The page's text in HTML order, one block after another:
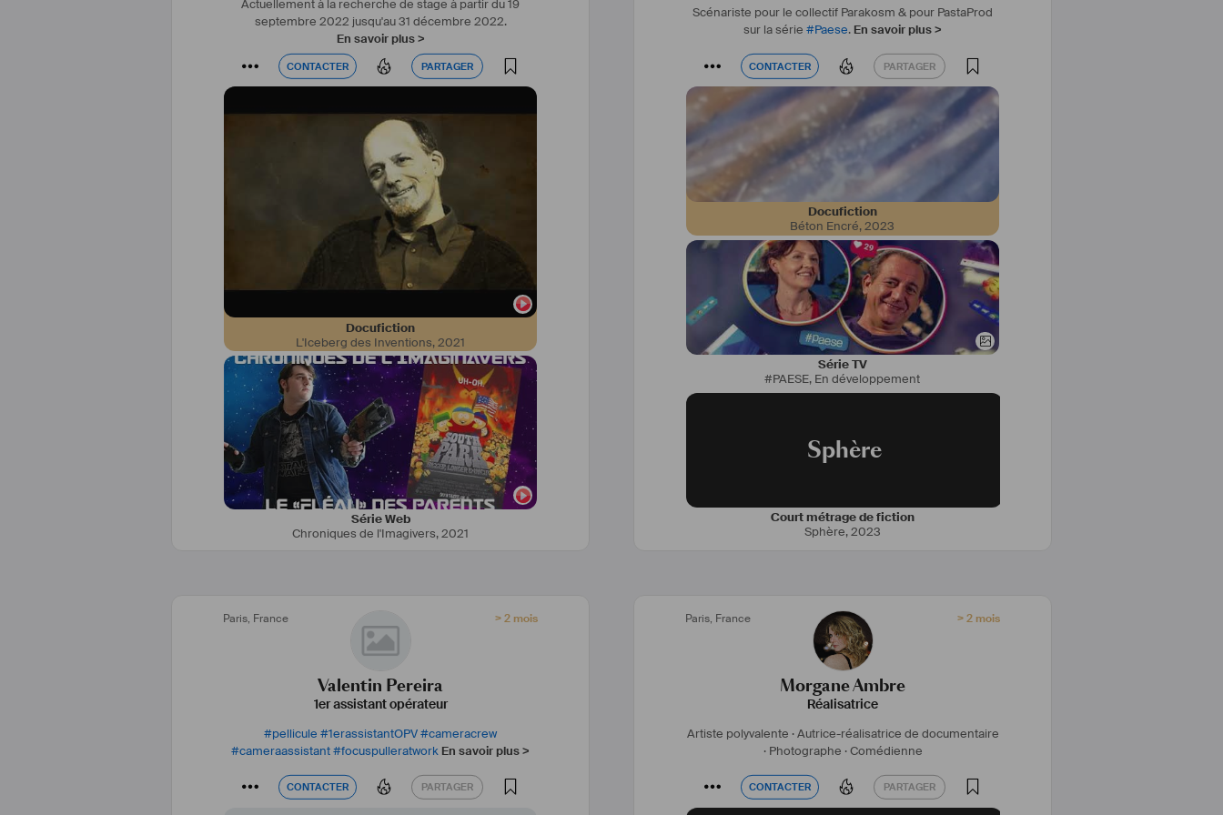
Actuellement à la recherche de stage à partir du 19
septembre 2022 jusqu'au 31 décembre 2022.
En savoir plus >
#régisseur #assistant de production.
CONTACTER PARTAGER
CONTACTER PARTAGER
Docufiction
L'Iceberg des Inventions,2021
Série Web
Chroniques de l'Imagivers,2021
Scénariste pour le collectif Parakosm & pour PastaProd
sur la série #Paese. En savoir plus >
CONTACTER PARTAGER
CONTACTER PARTAGER
Docufiction
Béton Encré,2023
Série TV
#PAESE, En développement
Sphère
Court métrage de fiction
Sphère,2023
Paris, France > 2 mois
Valentin Pereira
1er assistant opérateur
#pellicule #1erassistantOPV#cameracrew
#cameraassistant#focuspulleratwork En savoir plus >
EICAR - Cinematographie & Réalisation
CONTACTER PARTAGER
CONTACTER PARTAGER
Paris, France > 2 mois
Morgane Ambre
Réalisatrice
Artiste polyvalente ·Autrice-réalisatrice de documentaire
· Photographe · Comédienne
CONTACTER PARTAGER
CONTACTER PARTAGER